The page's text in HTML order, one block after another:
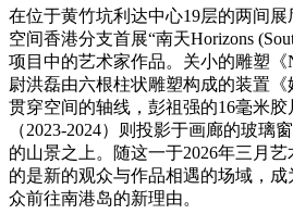
在位于黄竹坑利达中心19层的两间
空间香港分支首展“南天Horizons
项目中的艺术家作品。关小的雕塑《
尉洪磊由六根柱状雕塑构成的装置
贯穿空间的轴线，彭祖强的16毫米胶
（2023-2024）则投影于画廊的玻璃
的山景之上。随这一于2026年三月
的是新的观众与作品相遇的场域，
众前往南港岛的新理由。